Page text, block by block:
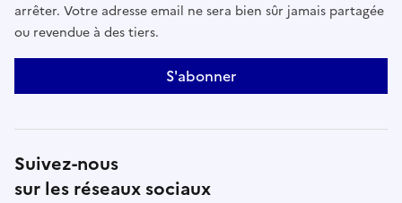
arrêter. Votre adresse email ne sera bien sûr jamais partagée
ou revendue à des tiers.
S'abonner
Suivez-nous
sur les réseaux sociaux